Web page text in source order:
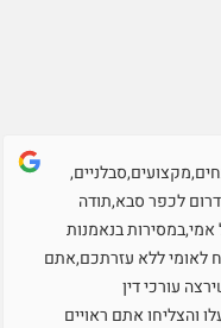
לכפר סבא,תודה
בנאמנות
לאומי ללא עזרתכם,אתם
עורכי דין
והצליחו אתם ראויים